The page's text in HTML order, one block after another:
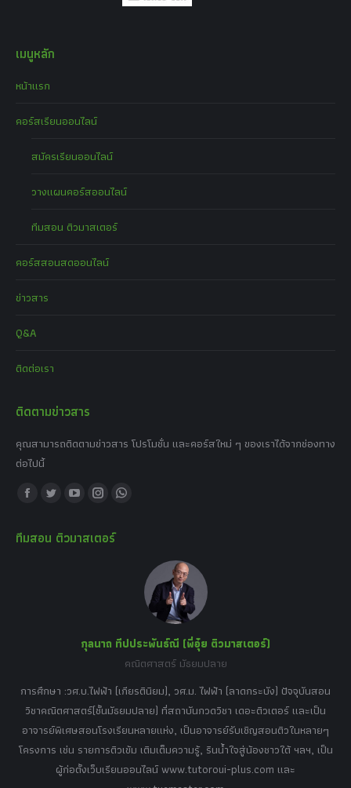
เมนูหลัก
หน้าแรก
คอร์สเรียนออนไลน์
สมัครเรียนออนไลน์
วางแผนคอร์สออนไลน์
ทีมสอน ติวมาสเตอร์
คอร์สสอนสดออนไลน์
ข่าวสาร
Q&A
ติดต่อเรา
ติดตามข่าวสาร
คุณสามารถติดตามข่าวสาร โปรโมชั่น และคอร์สใหม่ ๆ ของเราได้จากช่องทาง
ต่อไปนี้
Find us on:
Facebook
opens
Twitter
opens
YouTube
opens
Instagram
opens
Whatsapp
window
ทีมสอน ติวมาสเตอร์
กุลนาถ ทีปประพันธ์ณี (พี่อุ๋ย ติวมาสเตอร์)
คณิตศาสตร์ มัธยมปลาย
การศึกษา :วศ.บ.ไฟฟ้า (เกียรตินิยม), วศ.ม. ไฟฟ้า (ลาดกระบัง) ปัจจุบันสอน
วิชาคณิตศาสตร์(ชั้นมัธยมปลาย) ที่สถาบันกวดวิชา เดอะติวเตอร์ และเป็น
อาจารย์พิเศษสอนโรงเรียนหลายแห่ง, เป็นอาจารย์รับเชิญสอนติวในหลายๆ
โครงการ เช่น รายการติวเข้ม เติมเต็มความรู้, รินน้ำใจสู่น้องชาวใต้ ฯลฯ, เป็น
ผู้ก่อตั้งเว็บเรียนออนไลน์ www.tutoroui-plus.com และ